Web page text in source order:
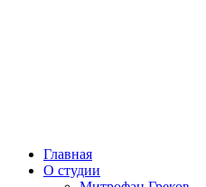
Главная
О студии